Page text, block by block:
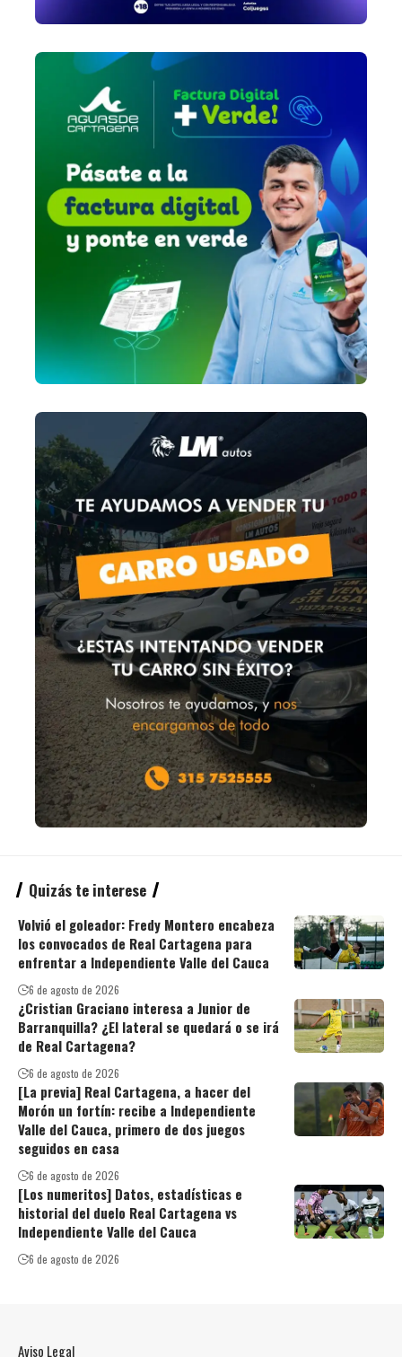
Quizás te interese
Volvió el goleador: Fredy Montero encabeza
los convocados de Real Cartagena para
enfrentar a Independiente Valle del Cauca
6 de agosto de 2026
¿Cristian Graciano interesa a Junior de
Barranquilla? ¿El lateral se quedará o se irá
de Real Cartagena?
6 de agosto de 2026
[La previa] Real Cartagena, a hacer del
Morón un fortín: recibe a Independiente
Valle del Cauca, primero de dos juegos
seguidos en casa
6 de agosto de 2026
[Los numeritos] Datos, estadísticas e
historial del duelo Real Cartagena vs
Independiente Valle del Cauca
6 de agosto de 2026
Aviso Legal